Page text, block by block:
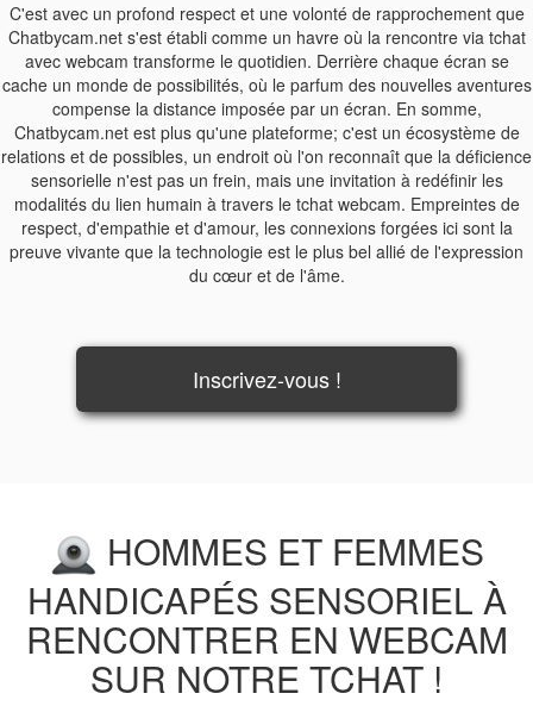
C'est avec un profond respect et une volonté de rapprochement que
Chatbycam.net s'est établi comme un havre où la rencontre via tchat
avec webcam transforme le quotidien. Derrière chaque écran se
cache un monde de possibilités, où le parfum des nouvelles aventures
compense la distance imposée par un écran. En somme,
Chatbycam.net est plus qu'une plateforme; c'est un écosystème de
relations et de possibles, un endroit où l'on reconnaît que la déficience
sensorielle n'est pas un frein, mais une invitation à redéfinir les
modalités du lien humain à travers le tchat webcam. Empreintes de
respect, d'empathie et d'amour, les connexions forgées ici sont la
preuve vivante que la technologie est le plus bel allié de l'expression
du cœur et de l'âme.
Inscrivez-vous !
HOMMES ET FEMMES
HANDICAPÉS SENSORIEL À
RENCONTRER EN WEBCAM
SUR NOTRE TCHAT !